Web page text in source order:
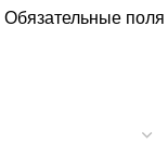
Обязательные поля